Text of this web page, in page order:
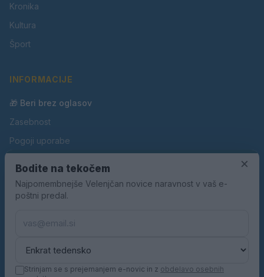
Kronika
Kultura
Šport
INFORMACIJE
🎁 Beri brez oglasov
Zasebnost
Pogoji uporabe
Oglaševanje
Kontakt
×
Bodite na tekočem
Najpomembnejše Velenjčan novice naravnost v vaš e-
poštni predal.
Strinjam se s prejemanjem e-novic in z obdelavo osebnih